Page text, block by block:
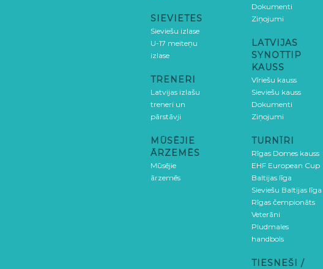
SIEVIETES
Sieviešu izlase
U-17 meiteņu
izlase
TRENERI
Latvijas izlašu
treneri un
pārstāvji
MŪSĒJIE
ĀRZEMĒS
Mūsējie
ārzemēs
Dokumenti
Ziņojumi
LATVIJAS
SYNOTTIP
KAUSS
Vīriešu kauss
Sieviešu kauss
Dokumenti
Ziņojumi
TURNĪRI
Rīgas Domes kauss
EHF European Cup
Baltijas līga
Sieviešu Baltijas līga
Rīgas čempionāts
Veterāni
Pludmales
handbols
TIESNEŠI /